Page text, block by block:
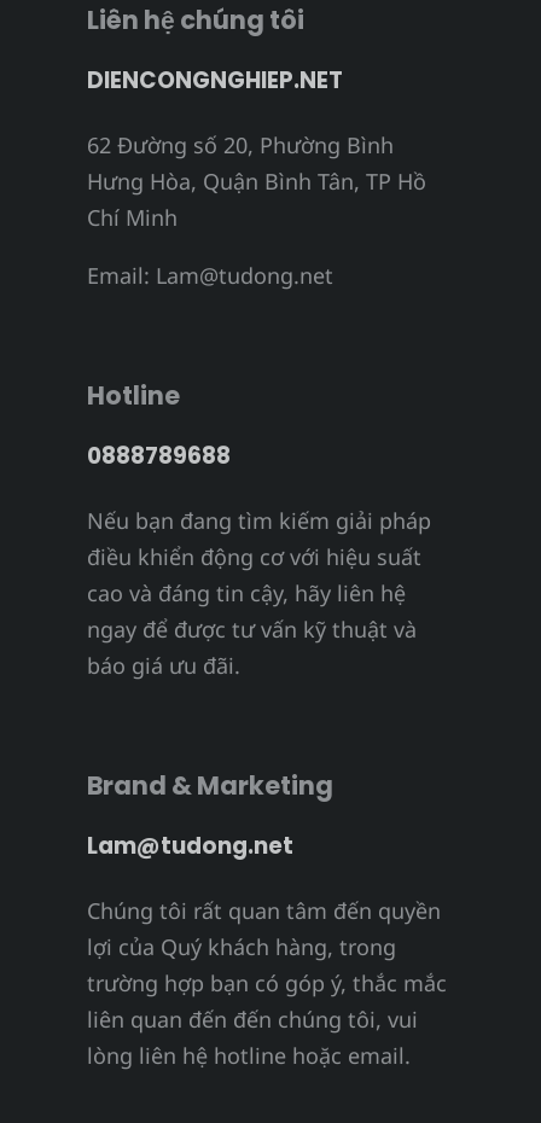
Liên hệ chúng tôi
DIENCONGNGHIEP.NET
62 Đường số 20, Phường Bình
Hưng Hòa, Quận Bình Tân, TP Hồ
Chí Minh
Email: Lam@tudong.net
Hotline
0888789688
Nếu bạn đang tìm kiếm giải pháp
điều khiển động cơ với hiệu suất
cao và đáng tin cậy, hãy liên hệ
ngay để được tư vấn kỹ thuật và
báo giá ưu đãi.
Brand & Marketing
Lam@tudong.net
Chúng tôi rất quan tâm đến quyền
lợi của Quý khách hàng, trong
trường hợp bạn có góp ý, thắc mắc
liên quan đến đến chúng tôi, vui
lòng liên hệ hotline hoặc email.